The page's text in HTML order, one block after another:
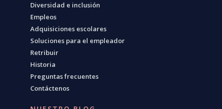
Diversidad e inclusión
Empleos
Adquisiciones escolares
Soluciones para el empleador
Retribuir
Historia
Preguntas frecuentes
Contáctenos